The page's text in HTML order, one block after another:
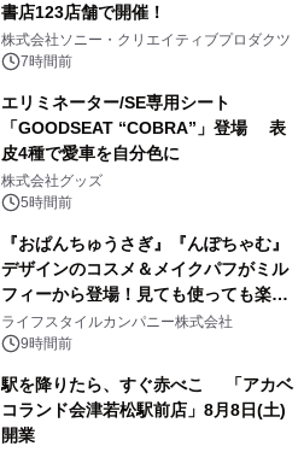
書店123店舗で開催！
株式会社ソニー・クリエイティブプロダクツ
7時間前
エリミネーター/SE専用シート
「GOODSEAT “COBRA”」登場 表
皮4種で愛車を自分色に
株式会社グッズ
5時間前
『おぱんちゅうさぎ』『んぽちゃむ』
デザインのコスメ＆メイクパフがミル
フィーから登場！見ても使っても楽し
い、ポップでキュートなコレクショ
ン。
ライフスタイルカンパニー株式会社
9時間前
駅を降りたら、すぐ赤べこ 「アカベ
コランド会津若松駅前店」8月8日(土)
開業